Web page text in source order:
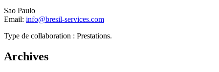
Sao Paulo
Email: info@bresil-services.com
Type de collaboration : Prestations.
Archives